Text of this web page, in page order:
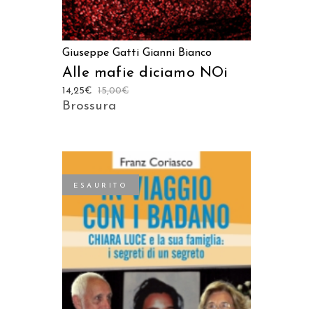
Giuseppe Gatti Gianni Bianco
Alle mafie diciamo NOi
15,00€
14,25€
Brossura
ESAURITO
LEGGI TUTTO